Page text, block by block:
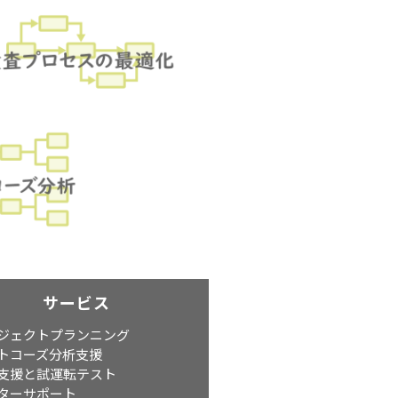
サービス
ェクトプランニング
コーズ分析支援
援と試運転テスト
ーサポート